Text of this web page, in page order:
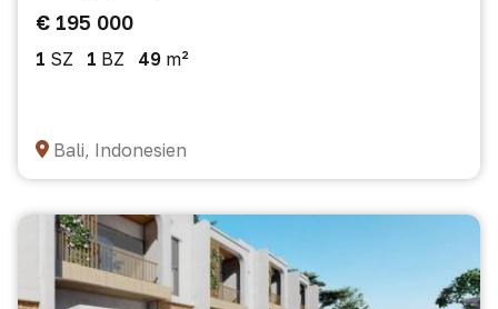
€ 195 000
1 SZ 1 BZ 49 m²
Bali, Indonesien